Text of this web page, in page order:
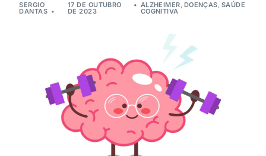
SERGIO
DANTAS
17 DE OUTUBRO
DE 2023
ALZHEIMER, DOENÇAS, SAÚDE
COGNITIVA